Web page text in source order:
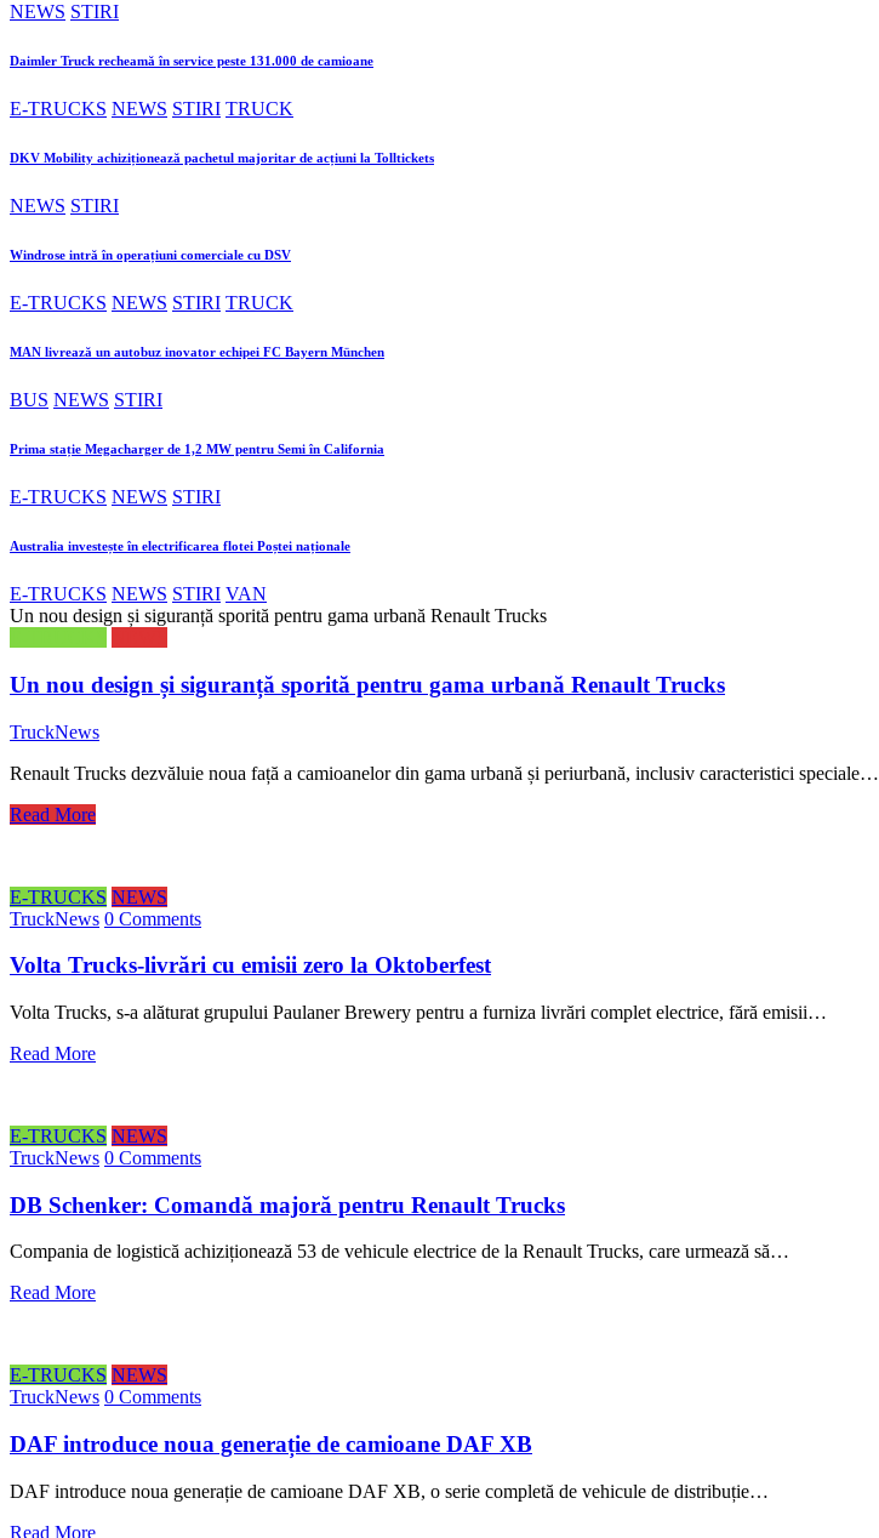
NEWS STIRI
Daimler Truck recheamă în service peste 131.000 de camioane
E-TRUCKS NEWS STIRI TRUCK
DKV Mobility achiziționează pachetul majoritar de acțiuni la Tolltickets
NEWS STIRI
Windrose intră în operațiuni comerciale cu DSV
E-TRUCKS NEWS STIRI TRUCK
MAN livrează un autobuz inovator echipei FC Bayern München
BUS NEWS STIRI
Prima stație Megacharger de 1,2 MW pentru Semi în California
E-TRUCKS NEWS STIRI
Australia investește în electrificarea flotei Poștei naționale
E-TRUCKS NEWS STIRI VAN
Un nou design și siguranță sporită pentru gama urbană Renault Trucks
Un nou design și siguranță sporită pentru gama urbană Renault Trucks
TruckNews
Renault Trucks dezvăluie noua față a camioanelor din gama urbană și periurbană, inclusiv caracteristici speciale…
Read More
E-TRUCKS NEWS
TruckNews 0 Comments
Volta Trucks-livrări cu emisii zero la Oktoberfest
Volta Trucks, s-a alăturat grupului Paulaner Brewery pentru a furniza livrări complet electrice, fără emisii…
Read More
E-TRUCKS NEWS
TruckNews 0 Comments
DB Schenker: Comandă majoră pentru Renault Trucks
Compania de logistică achiziționează 53 de vehicule electrice de la Renault Trucks, care urmează să…
Read More
E-TRUCKS NEWS
TruckNews 0 Comments
DAF introduce noua generație de camioane DAF XB
DAF introduce noua generație de camioane DAF XB, o serie completă de vehicule de distribuție…
Read More